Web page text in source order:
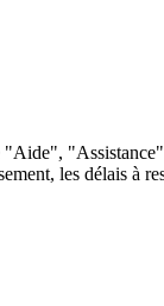
"Aide",
les délais à